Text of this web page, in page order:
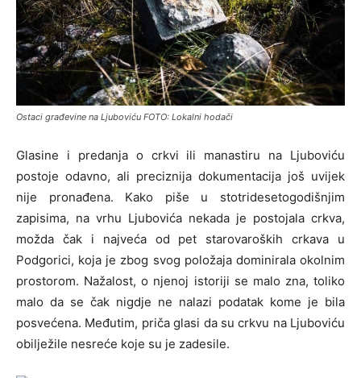
Ostaci građevine na Ljuboviću FOTO: Lokalni hodači
Glasine i predanja o crkvi ili manastiru na Ljuboviću
postoje odavno, ali preciznija dokumentacija još uvijek
nije pronađena. Kako piše u stotridesetogodišnjim
zapisima, na vrhu Ljubovića nekada je postojala crkva,
možda čak i najveća od pet starovaroških crkava u
Podgorici, koja je zbog svog položaja dominirala okolnim
prostorom. Nažalost, o njenoj istoriji se malo zna, toliko
malo da se čak nigdje ne nalazi podatak kome je bila
posvećena. Međutim, priča glasi da su crkvu na Ljuboviću
obilježile nesreće koje su je zadesile.